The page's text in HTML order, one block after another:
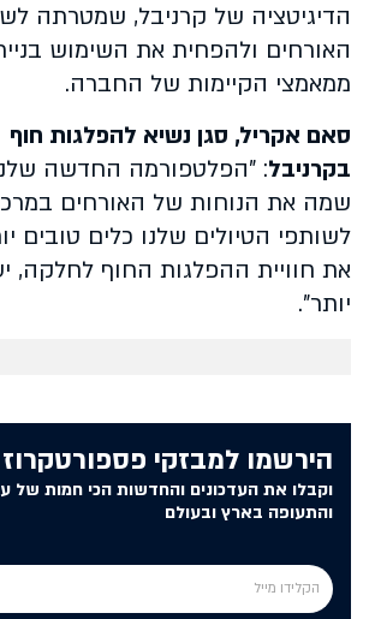
הדיגיטציה של קרניבל, שמטרתה
האורחים ולהפחית את השימוש
ממאמצי הקיימות של החברה.
סאם אקריל, סגן נשיא להפלגות חוף
בקרניבל: "הפלטפורמה החדשה
שמה את הנוחות של האורחים
לשותפי הטיולים שלנו כלים טובים
את חוויית ההפלגות החוף לחלקה,
יותר".
הירשמו למבזקי פספורטקרוז
וקבלו את העדכונים והחדשות הכי חמות של
והתעופה בארץ ובעולם